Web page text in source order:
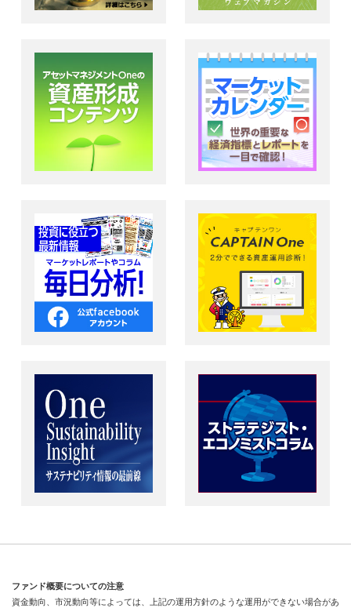
ファンド概要についての注意
資金動向、市況動向等によっては、上記の運用方針のような運用ができない場合があ